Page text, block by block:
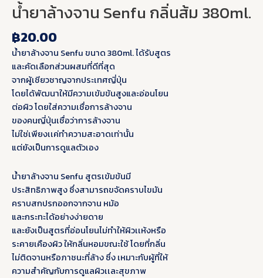
น้ำยาล้างจาน Senfu กลิ่นส้ม 380ml.
฿20.00
น้ำยาล้างจาน Senfu ขนาด 380ml. ได้รับสูตร
และคัดเลือกส่วนผสมที่ดีที่สุด
จากผู้เชียวชาญจากประเทศญี่ปุ่น
โดยได้พัฒนาให้มีความเข้มข้นสูงและอ่อนโยน
ต่อผิว โดยใส่ความเชื่อการล้างจาน
ของคนญี่ปุ่นเชื่อว่าการล้างจาน
ไม่ใช่เพียงเเค่ทำความสะอาดเท่านั้น
แต่ยังเป็นการดูแลตัวเอง
น้ำยาล้างจาน Senfu สูตรเข้มข้นมี
ประสิทธิภาพสูง ซึ่งสามารถขจัดคราบไขมัน
คราบสกปรกออกจากจาน หม้อ
และกระทะได้อย่างง่ายดาย
และยังเป็นสูตรที่อ่อนโยนไม่ทำให้ผิวเเห้งหรือ
ระคายเคืองผิว ให้กลิ่นหอมขณะใช้ โดยที่กลิ่น
ไม่ติดจานหรือภาชนะที่ล้าง ซึ่ง เหมาะกับผู้ที่ให้
ความสำคัญกับการดูแลผิวเเละสุขภาพ